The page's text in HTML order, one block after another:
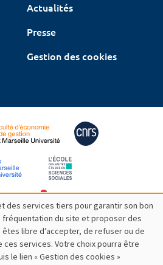
Actualités
Presse
Gestion des cookies
des services tiers pour garantir son bon
fréquentation du site et proposer des
libre d’accepter, de refuser ou de
ces services. Votre choix pourra être
le lien « Gestion des cookies »